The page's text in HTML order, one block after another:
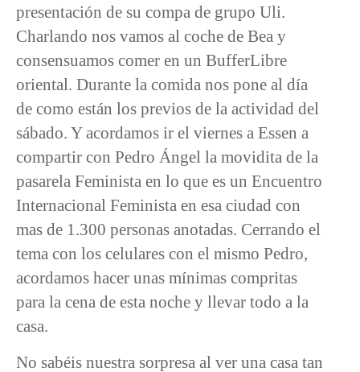
presentación de su compa de grupo Uli.
Charlando nos vamos al coche de Bea y
consensuamos comer en un BufferLibre
oriental. Durante la comida nos pone al día
de como están los previos de la actividad del
sábado. Y acordamos ir el viernes a Essen a
compartir con Pedro Ángel la movidita de la
pasarela Feminista en lo que es un Encuentro
Internacional Feminista en esa ciudad con
mas de 1.300 personas anotadas. Cerrando el
tema con los celulares con el mismo Pedro,
acordamos hacer unas mínimas compritas
para la cena de esta noche y llevar todo a la
casa.
No sabéis nuestra sorpresa al ver una casa tan